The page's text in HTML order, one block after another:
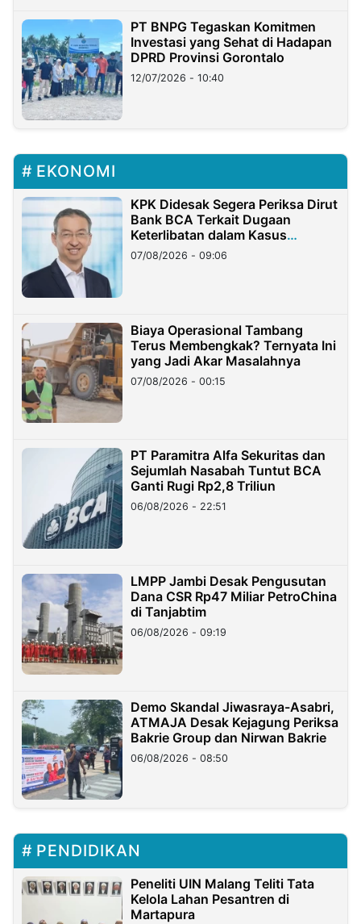
PT BNPG Tegaskan Komitmen
Investasi yang Sehat di Hadapan
DPRD Provinsi Gorontalo
12/07/2026 - 10:40
EKONOMI
KPK Didesak Segera Periksa Dirut
Bank BCA Terkait Dugaan
Keterlibatan dalam Kasus
Hilangnya Dana Nasabah Rp2,58
Miliar
07/08/2026 - 09:06
Biaya Operasional Tambang
Terus Membengkak? Ternyata Ini
yang Jadi Akar Masalahnya
07/08/2026 - 00:15
PT Paramitra Alfa Sekuritas dan
Sejumlah Nasabah Tuntut BCA
Ganti Rugi Rp2,8 Triliun
06/08/2026 - 22:51
LMPP Jambi Desak Pengusutan
Dana CSR Rp47 Miliar PetroChina
di Tanjabtim
06/08/2026 - 09:19
Demo Skandal Jiwasraya-Asabri,
ATMAJA Desak Kejagung Periksa
Bakrie Group dan Nirwan Bakrie
06/08/2026 - 08:50
PENDIDIKAN
Peneliti UIN Malang Teliti Tata
Kelola Lahan Pesantren di
Martapura